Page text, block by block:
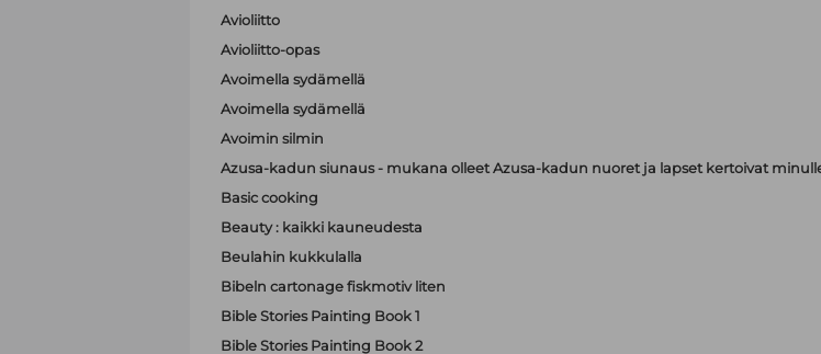
Avioliitto
Avioliitto-opas
Avoimella sydämellä
Avoimella sydämellä
Avoimin silmin
Azusa-kadun siunaus - mukana olleet Azusa-kadun nuoret ja lapset kertoivat
Basic cooking
Beauty : kaikki kauneudesta
Beulahin kukkulalla
Bibeln cartonage fiskmotiv liten
Bible Stories Painting Book 1
Bible Stories Painting Book 2